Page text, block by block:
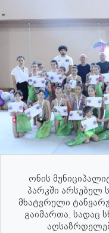
ონის
პარკში არსებულ
მხატვრული
გაიმართა, სადაც